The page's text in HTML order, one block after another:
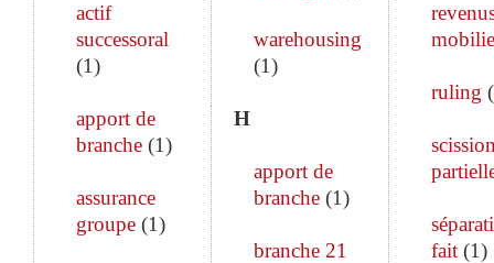
actif
successoral
(1)
apport de
branche (1)
assurance
groupe (1)
warehousing
(1)
H
apport de
branche(1)
branche 21
ruling (
fait(1)